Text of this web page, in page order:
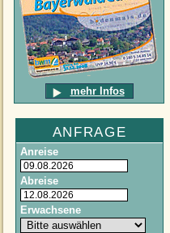
mehr Infos
ANFRAGE
Anreise
Abreise
Erwachsene